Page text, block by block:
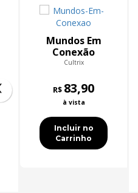
Mundos Em
Conexão
Cultrix
R$ 83,90
à vista
Incluir no
Carrinho